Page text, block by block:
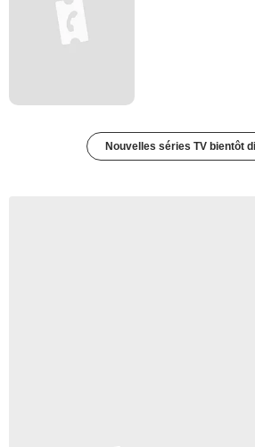
Nouvelles séries TV bientôt